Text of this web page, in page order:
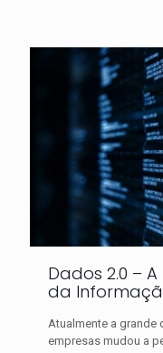
Dados 2.0 –
da
Atualmente a
empresas mudou a